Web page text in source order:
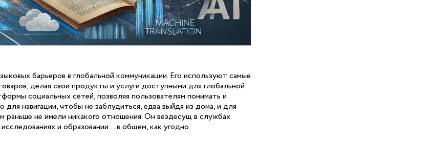
барьеров в глобальной коммуникации. Его используют самые
делая свои продукты и услуги доступными для глобальной
социальных сетей, позволяя пользователям понимать и
навигации, чтобы не заблудиться, едва выйдя из дома, и для
не имели никакого отношения. Он вездесущ в службах
и образовании... в общем, как угодно.